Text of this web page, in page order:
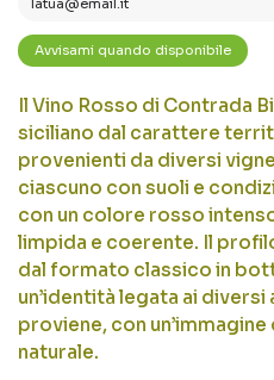
Il Vino Rosso di Contrada
siciliano dal carattere
provenienti da diversi
ciascuno con suoli e
con un colore rosso
limpida e coerente. Il
dal formato classico in
un’identità legata ai
proviene, con
naturale.